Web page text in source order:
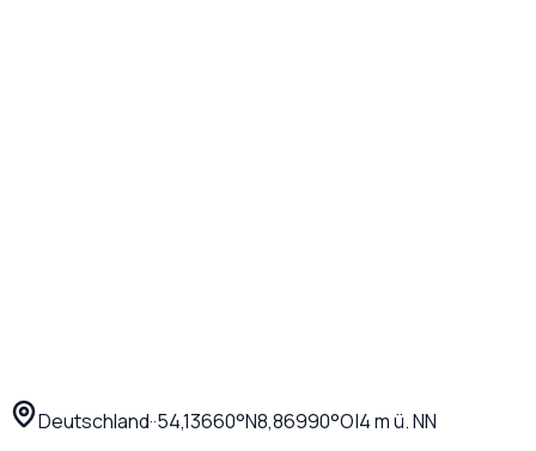
Deutschland··54,13660°N8,86990°O|4m ü. NN